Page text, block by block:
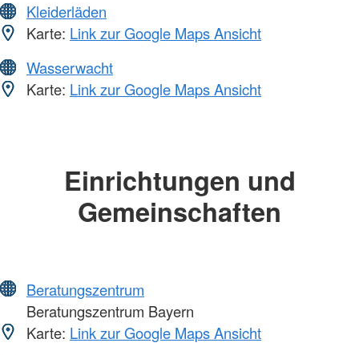
Kleiderläden
Karte: Link zur Google Maps Ansicht
Wasserwacht
Karte: Link zur Google Maps Ansicht
Einrichtungen und
Gemeinschaften
Beratungszentrum
Beratungszentrum Bayern
Karte: Link zur Google Maps Ansicht